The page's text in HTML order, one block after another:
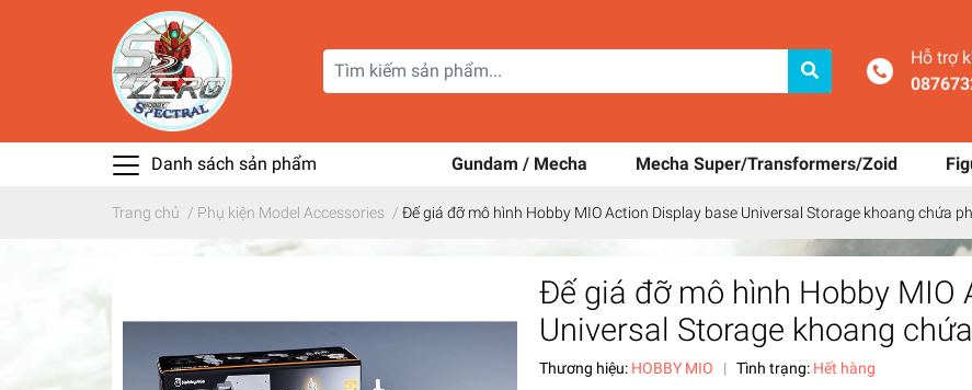
Hỗ trợ
Danh sách sản phẩm Gundam / Mecha Mecha Super/Transformers/Zoid
Trang chủ / Phụ kiện Model Accessories / Đế giá đỡ mô hình Hobby MIO Action Display base Universal Storage khoang chứa
Đế giá đỡ mô hình Hobby MIO
Universal Storage khoang
Thương hiệu: HOBBY MIO | Tình trạng: Hết hàng